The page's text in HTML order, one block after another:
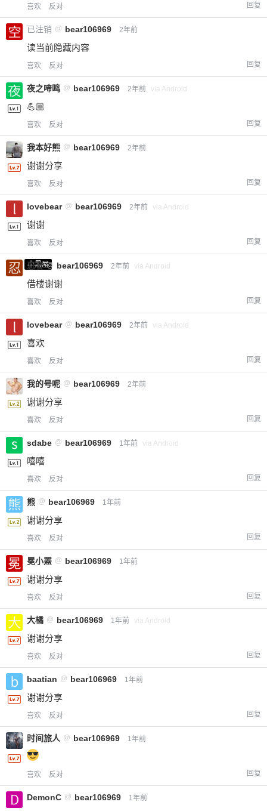
喜欢 反对 回复
已注销 @ bear106969 2年前
读当前隐藏内容
喜欢 反对 回复
夜之啼鸣 @ bear106969 2年前 via Android
💪🏼
喜欢 反对 回复
我本好熊 @ bear106969 2年前
谢谢分享
喜欢 反对 回复
lovebear @ bear106969 2年前 via Android
谢谢
喜欢 反对 回复
小黑屋
忍者 @ bear106969 2年前 via Android
借楼谢谢
喜欢 反对 回复
lovebear @ bear106969 2年前 via Android
喜欢
喜欢 反对 回复
我的号呢 @ bear106969 2年前
谢谢分享
喜欢 反对 回复
sdabe @ bear106969 1年前 via Android
嘻嘻
喜欢 反对 回复
熊 @ bear106969 1年前
谢谢分享
喜欢 反对 回复
冕小罴 @ bear106969 1年前
谢谢分享
喜欢 反对 回复
大橘 @ bear106969 1年前 via Android
谢谢分享
喜欢 反对 回复
baatian @ bear106969 1年前
谢谢分享
喜欢 反对 回复
时间旅人 @ bear106969 1年前
喜欢 反对 回复
DemonC @ bear106969 1年前